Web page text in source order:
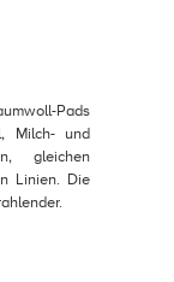
Pads
Milch- und
gleichen
Linien. Die